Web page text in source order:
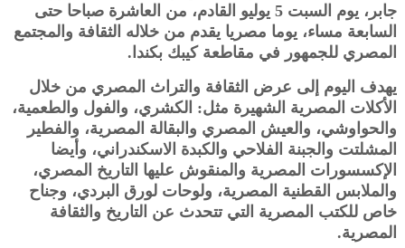
جابر، يوم السبت 5 يوليو القادم، من العاشرة صباحا حتى
السابعة مساء، يوما مصريا يقدم من خلاله الثقافة والمجتمع
المصري للجمهور في مقاطعة كيبك بكندا.
يهدف اليوم إلى عرض الثقافة والتراث المصري من خلال
الأكلات المصرية الشهيرة مثل: الكشري، والفول والطعمية،
والحواوشي، والعيش المصري والبقالة المصرية، والفطير
المشلتت والجبنة الفلاحي والكبدة الاسكندراني، وأيضا
الإكسسورات المصرية والمنقوش عليها التاريخ المصري،
والملابس القطنية المصرية، ولوحات لورق البردي، وجناح
خاص للكتب المصرية التي تتحدث عن التاريخ والثقافة
المصرية.